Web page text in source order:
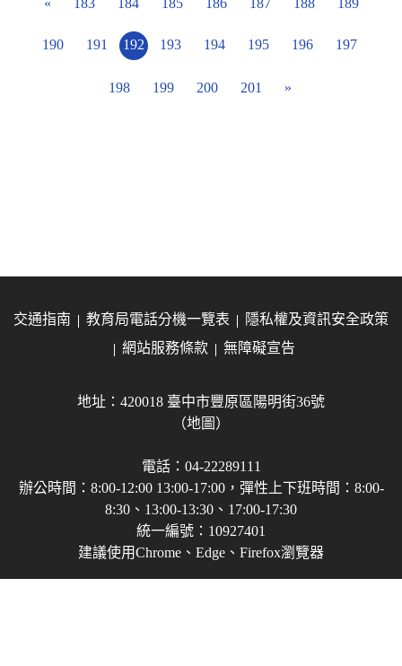
« 183 184 185 186 187 188 189
190 191 192 193 194 195 196 197
198 199 200 201 »
交通指南 教育局電話分機一覽表
隱私權及資訊安全政策
網站服務條款
無障礙宣告
地址：420018 臺中市豐原區陽明街36號
（地圖）
電話：04-22289111
辦公時間：8:00-12:00 13:00-17:00，彈性上下班時間：8:00-
8:30、13:00-13:30、17:00-17:30
統一編號：10927401
建議使用Chrome、Edge、Firefox瀏覽器